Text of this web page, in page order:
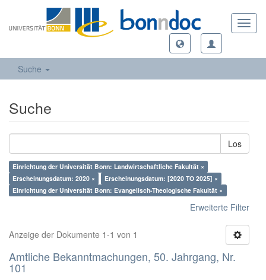
Suche
Suche
Los
Einrichtung der Universität Bonn: Landwirtschaftliche Fakultät ×
Erscheinungsdatum: 2020 ×
Erscheinungsdatum: [2020 TO 2025] ×
Einrichtung der Universität Bonn: Evangelisch-Theologische Fakultät ×
Erweiterte Filter
Anzeige der Dokumente 1-1 von 1
Amtliche Bekanntmachungen, 50. Jahrgang, Nr.
101